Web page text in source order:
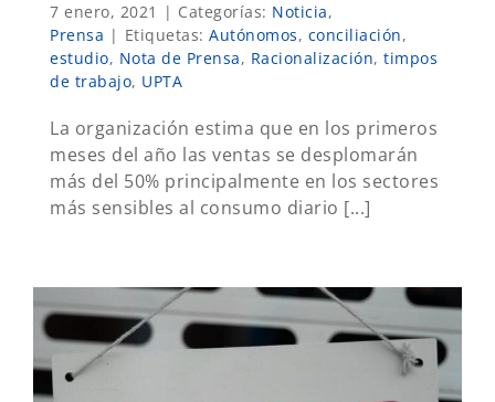
7 enero, 2021 | Categorías: Noticia,
Prensa | Etiquetas: Autónomos, conciliación,
estudio, Nota de Prensa, Racionalización, timpos
de trabajo, UPTA
La organización estima que en los primeros
meses del año las ventas se desplomarán
más del 50% principalmente en los sectores
más sensibles al consumo diario [...]